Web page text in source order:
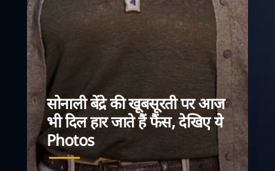
सोनाली बेंद्रे की खूबसूरती पर आज
भी दिल हार जाते हैं फैंस, देखिए ये
Photos
सोनाली बेंद्रे
प्रतिभाशाली
और सरल